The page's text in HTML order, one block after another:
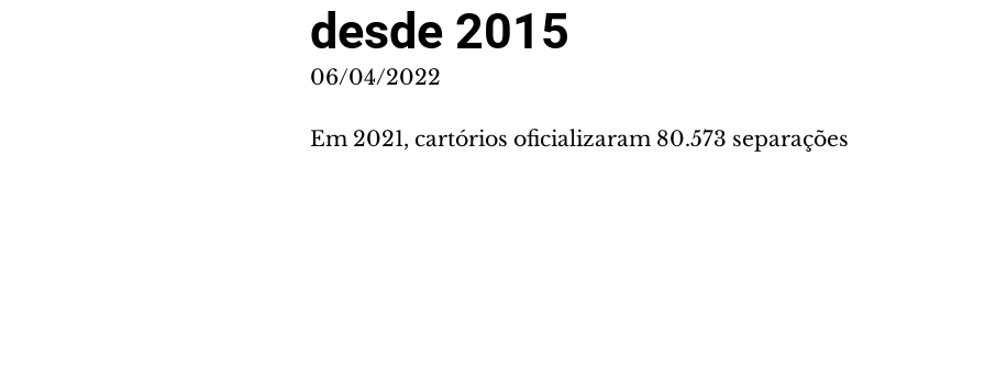
desde 2015
06/04/2022
Em 2021, cartórios oficializaram 80.573 separações